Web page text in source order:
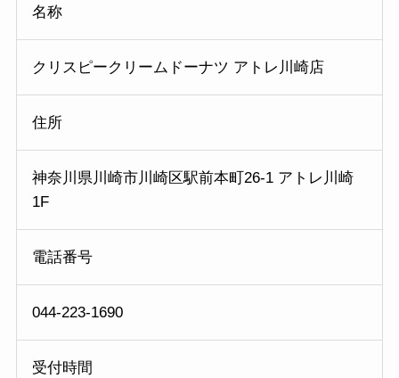
名称
クリスピークリームドーナツ アトレ川崎店
住所
神奈川県川崎市川崎区駅前本町26-1 アトレ川崎
1F
電話番号
044-223-1690
受付時間